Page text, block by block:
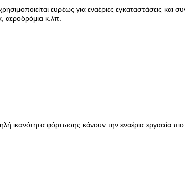
ευρέως για εναέριες εγκαταστάσεις και
αεροδρόμια κ.λπ.
ικανότητα φόρτωσης κάνουν την εναέρια εργασία πιο